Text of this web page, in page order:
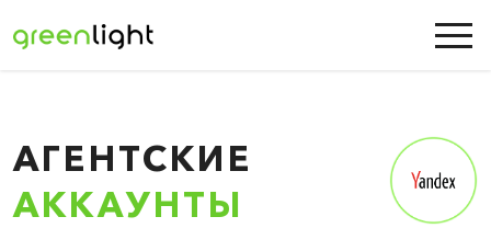
АГЕНТСКИЕ
АККАУНТЫ